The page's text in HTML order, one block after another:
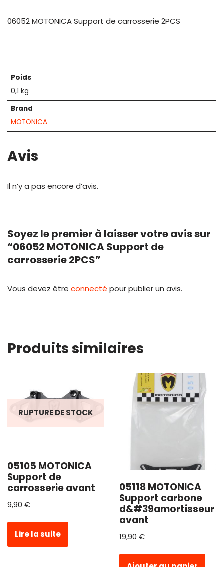
06052 MOTONICA Support de carrosserie 2PCS
Poids
0,1 kg
Brand
MOTONICA
Avis
Il n’y a pas encore d’avis.
Soyez le premier à laisser votre avis sur
“06052 MOTONICA Support de
carrosserie 2PCS”
Vous devez être connecté pour publier un avis.
Produits similaires
RUPTURE DE STOCK
05105 MOTONICA
Support de
carrosserie avant
9,90 €
Lire la suite
05118 MOTONICA
Support carbone
d&#39amortisseur
avant
19,90 €